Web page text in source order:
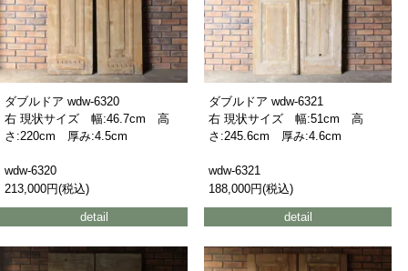
ダブルドア wdw-6320
右 現状サイズ 幅:46.7cm 高
さ:220cm 厚み:4.5cm
wdw-6320
213,000円(税込)
detail
ダブルドア wdw-6321
右 現状サイズ 幅:51cm 高
さ:245.6cm 厚み:4.6cm
wdw-6321
188,000円(税込)
detail